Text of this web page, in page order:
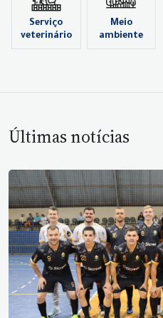
Serviço
veterinário
Meio
ambiente
Últimas notícias